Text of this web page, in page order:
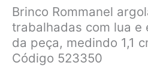
1,1
cm
diâmetro
-
Cod
Brinco Rommanel
trabalhadas com lua e
da peça, medindo 1,1
Código 523350